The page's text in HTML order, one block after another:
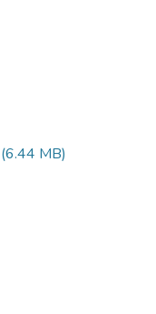
MB)